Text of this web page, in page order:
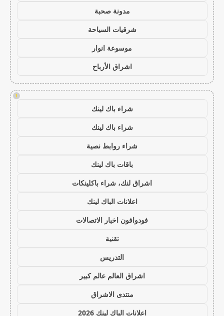
مدونة صحبة
شرقيات السياحة
موسوعة انوار
اشراق الأرباح
!
شراء باك لينك
شراء باك لينك
شراء روابط نصية
باقات باك لينك
اشراق لنك، شراء باكلينكات
اعلانات الباك لينك
فودوافون اخبار الاتصالات
تقنية
التدريس
اشراق العالم عالم كبير
منتدى الاشراق
اعلانات الباك لينك 2026